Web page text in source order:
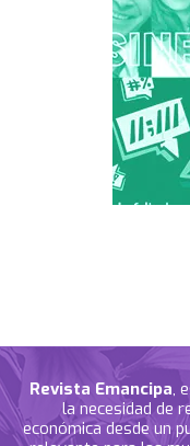
Revista Emancipa,
la necesidad de
económica desde un